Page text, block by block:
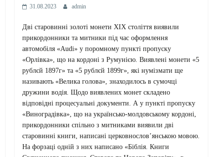
31.08.2023 admin
Дві старовинні золоті монети XIX століття виявили
прикордонники та митники під час оформлення
автомобіля «Audi» у поромному пункті пропуску
«Орлівка», що на кордоні з Румунією. Виявлені монети «5
рублєй 1897г» та «5 рублєй 1899г», які нумізмати ще
називають «Велика голова», знаходилось в сумочці
дружини водія. Щодо виявлених монет складено
відповідні процесуальні документи. А у пункті пропуску
«Виноградівка», що на українсько-молдовському кордоні,
прикордонники спільно з митниками виявили дві
старовинні книги, написані церковнослов’янською мовою.
На форзаці одній з них написано «Біблія. Книги